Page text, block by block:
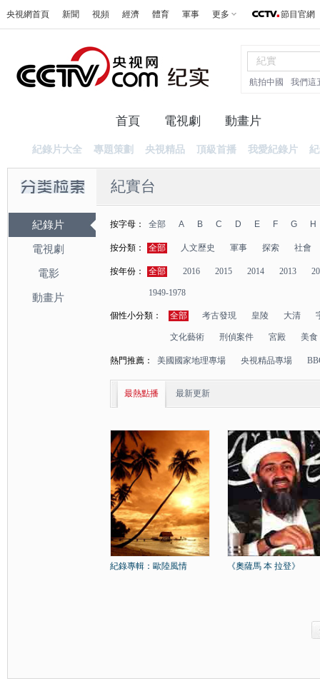
央視網首頁 新聞 視頻 經濟 體育 軍事 更多 節目官網
航拍中國 我們這
首頁 電視劇 動畫片
紀錄片大全 專題策劃 央視精品 頂級首播 我愛紀錄片
紀錄片
電視劇
電影
動畫片
紀實台
按字母： 全部 A B C D E F G H
按分類： 全部 人文歷史 軍事 探索 社會
按年份： 全部 2016 2015 2014 2013
1949-1978
個性小分類： 全部 考古發現 皇陵 大清
文化藝術 刑偵案件 宮殿 美食
熱門推薦： 美國國家地理專場 央視精品專場
最熱點播 最新更新
紀錄專輯：歐陸風情 《奧薩馬 本 拉登》